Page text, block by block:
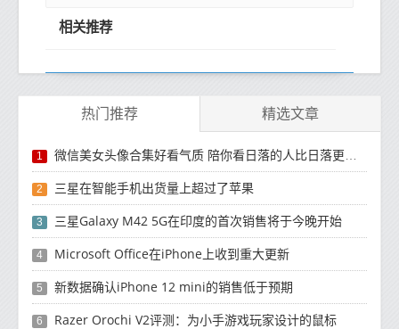
相关推荐
热门推荐 精选文章
1 微信美女头像合集好看气质 陪你看日落的人比日落更浪漫
2 三星在智能手机出货量上超过了苹果
3 三星Galaxy M42 5G在印度的首次销售将于今晚开始
4 Microsoft Office在iPhone上收到重大更新
5 新数据确认iPhone 12 mini的销售低于预期
6 Razer Orochi V2评测：为小手游戏玩家设计的鼠标